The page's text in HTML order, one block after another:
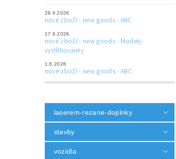
29.6.2026
nové zboží - new goods - ABC
17.6.2026
nové zboží - new goods - Modely-
vystřihovánky
1.6.2026
nové zboží - new goods - ABC
laserem-rezane-doplnky
stavby
vozidla